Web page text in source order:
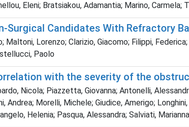
Eleni; Bratsiakou, Adamantia; Marino, Carmela;
Surgical Candidates With Refractory
Lorenzo; Clarizio, Giacomo; Filippi,
Paolo
with the severity of the
Nicola; Piazzetta, Giovanna; Antonelli,
Andrea; Morelli, Michele; Giudice, Amerigo;
Helenia; Pasqua, Alessandra; Salviati,